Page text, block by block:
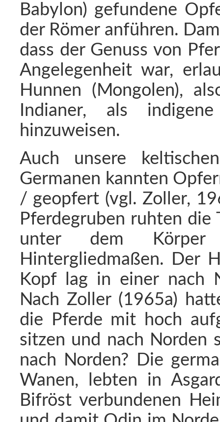
Babylon) gefundene
der Römer anführen.
dass der Genuss von
Angelegenheit war,
Hunnen (Mongolen),
Indianer, als
hinzuweisen.
Auch unsere
Germanen kannten
/ geopfert (vgl. Zoller,
Pferdegruben ruhten
unter dem Körper
Hintergliedmaßen. Der
Kopf lag in einer nach
Nach Zoller (1965a)
die Pferde mit hoch
sitzen und nach Norden
nach Norden? Die
Wanen, lebten in
Bifröst verbundenen